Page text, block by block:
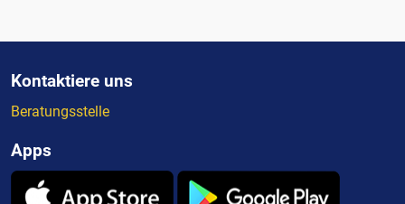
Kontaktiere uns
Beratungsstelle
Apps